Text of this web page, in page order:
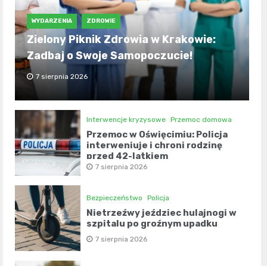
WYDARZENIA ZDROWIE
Zielony Piknik Zdrowia w Krakowie:
Zadbaj o Swoje Samopoczucie!
7 sierpnia 2026
Interwencje kryzysowe Przemoc domowa
Przemoc w Oświęcimiu: Policja
interweniuje i chroni rodzinę
przed 42-latkiem
7 sierpnia 2026
Bezpieczeństwo Policja
Nietrzeźwy jeździec hulajnogi w
szpitalu po groźnym upadku
7 sierpnia 2026